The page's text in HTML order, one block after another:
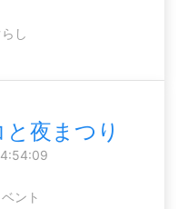
し
夜まつり
ント